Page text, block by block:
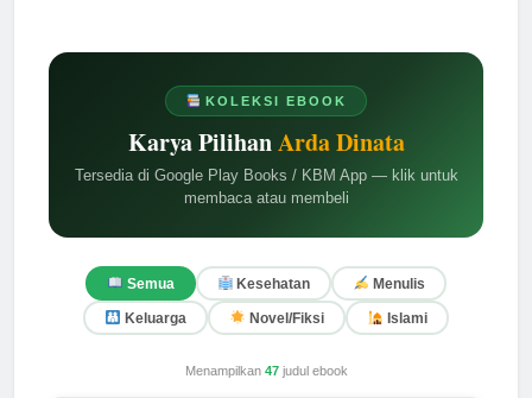
KOLEKSI EBOOK
Karya PilihanArda Dinata
Tersedia di Google Play Books / KBM App — klik untuk
membaca atau membeli
Semua Kesehatan Menulis
Keluarga Novel/Fiksi Islami
Menampilkan 47judul ebook